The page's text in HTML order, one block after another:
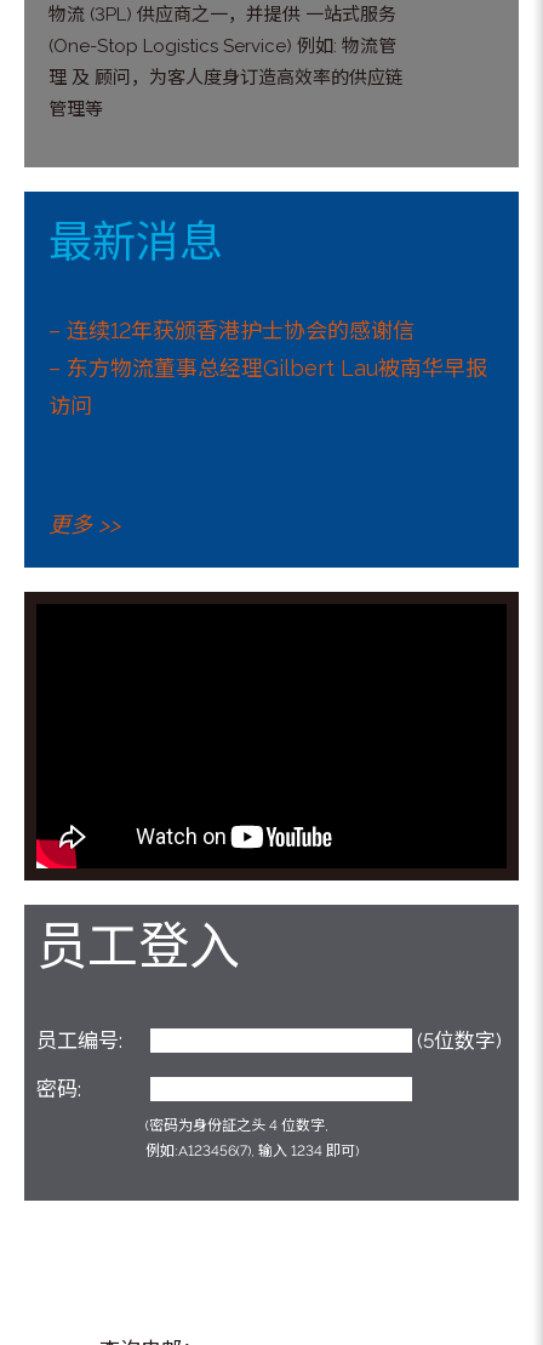
物流 (3PL) 供应商之一，并提供 一站式服务
(One-Stop Logistics Service) 例如: 物流管
理 及 顾问，为客人度身订造高效率的供应链
管理等
最新消息
– 连续12年获颁香港护士协会的感谢信
– 东方物流董事总经理Gilbert Lau被南华早报
访问
更多 >>
员工登入
员工编号:
(5位数字)
密码:
(密码为身份証之头 4 位数字,
例如:A123456(7), 输入 1234 即可)